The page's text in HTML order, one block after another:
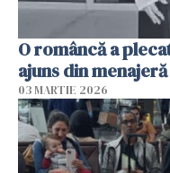
O româncă a
ajuns din
03 MARTIE 2026